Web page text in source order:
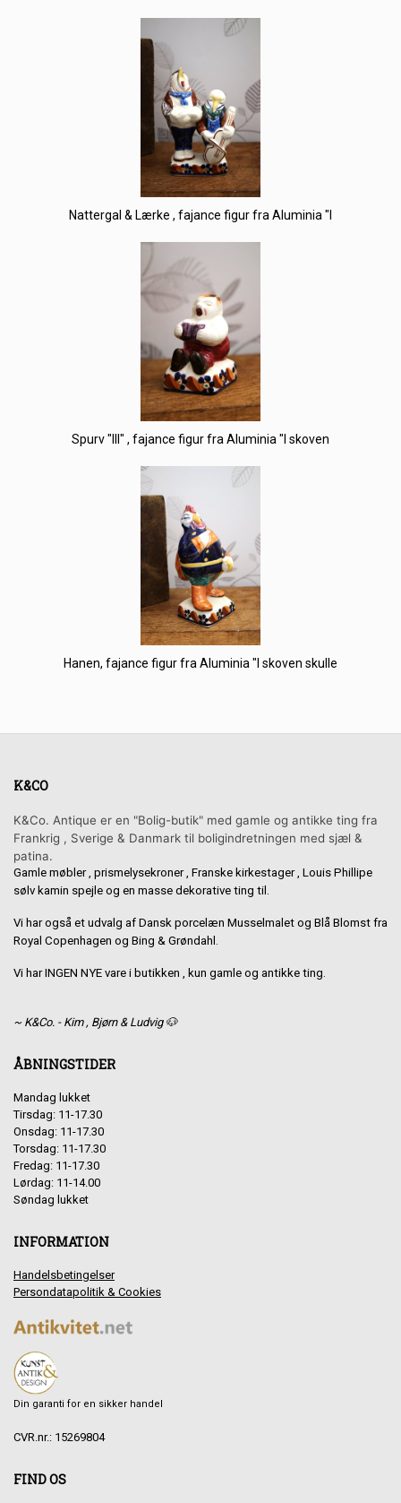
Nattergal & Lærke , fajance figur fra Aluminia "I
Spurv "III" , fajance figur fra Aluminia "I skoven
Hanen, fajance figur fra Aluminia "I skoven skulle
K&CO
K&Co. Antique er en "Bolig-butik" med gamle og antikke ting fra
Frankrig , Sverige & Danmark til boligindretningen med sjæl &
patina.
Gamle møbler , prismelysekroner , Franske kirkestager , Louis Phillipe
sølv kamin spejle og en masse dekorative ting til.
Vi har også et udvalg af Dansk porcelæn Musselmalet og Blå Blomst fra
Royal Copenhagen og Bing & Grøndahl.
Vi har INGEN NYE vare i butikken , kun gamle og antikke ting.
~ K&Co. - Kim , Bjørn & Ludvig 🐶
ÅBNINGSTIDER
Mandag lukket
Tirsdag: 11-17.30
Onsdag: 11-17.30
Torsdag: 11-17.30
Fredag: 11-17.30
Lørdag: 11-14.00
Søndag lukket
INFORMATION
Handelsbetingelser
Persondatapolitik & Cookies
Din garanti for en sikker handel
CVR.nr.: 15269804
FIND OS